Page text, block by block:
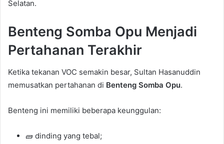
Selatan.
Benteng Somba Opu Menjadi
Pertahanan Terakhir
Ketika tekanan VOC semakin besar, Sultan Hasanuddin
memusatkan pertahanan di Benteng Somba Opu.
Benteng ini memiliki beberapa keunggulan:
🧱 dinding yang tebal;